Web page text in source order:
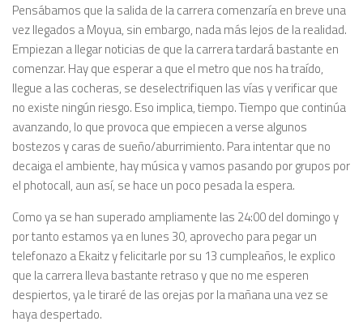
Pensábamos que la salida de la carrera comenzaría en breve una
vez llegados a Moyua, sin embargo, nada más lejos de la realidad.
Empiezan a llegar noticias de que la carrera tardará bastante en
comenzar. Hay que esperar a que el metro que nos ha traído,
llegue a las cocheras, se deselectrifiquen las vías y verificar que
no existe ningún riesgo. Eso implica, tiempo. Tiempo que continúa
avanzando, lo que provoca que empiecen a verse algunos
bostezos y caras de sueño/aburrimiento. Para intentar que no
decaiga el ambiente, hay música y vamos pasando por grupos por
el photocall, aun así, se hace un poco pesada la espera.
Como ya se han superado ampliamente las 24:00 del domingo y
por tanto estamos ya en lunes 30, aprovecho para pegar un
telefonazo a Ekaitz y felicitarle por su 13 cumpleaños, le explico
que la carrera lleva bastante retraso y que no me esperen
despiertos, ya le tiraré de las orejas por la mañana una vez se
haya despertado.